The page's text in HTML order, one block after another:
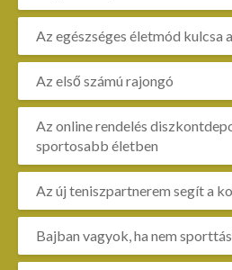
Az egészséges életmód kulcsa
Az első számú rajongó
Az online rendelés
sportosabb életben
Az új teniszpartnerem segít a
Bajban vagyok, ha nem